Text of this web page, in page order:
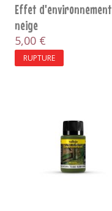
Effet d'environnement
neige
5,00 €
RUPTURE